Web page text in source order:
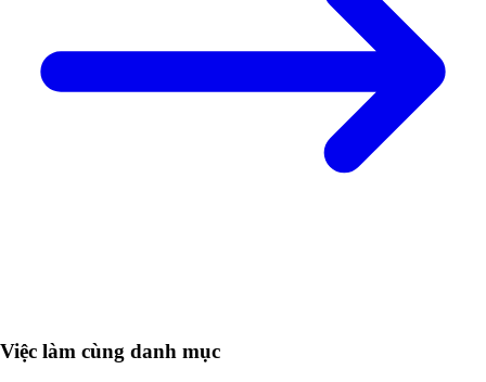
Việc làm cùng danh mục